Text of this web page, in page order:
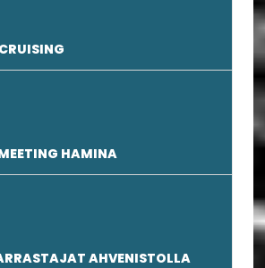
HAMINA
AHVENISTOLLA